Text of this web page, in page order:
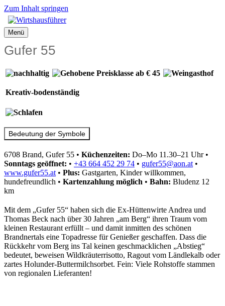
Zum Inhalt springen
Menü
Gufer 55
Kreativ-bodenständig
Bedeutung der Symbole
6708 Brand, Gufer 55 • Küchenzeiten: Do–Mo 11.30–21 Uhr•
Sonntags geöffnet: • +43 664 452 29 74 • gufer55@aon.at •
www.gufer55.at • Plus: Gastgarten, Kinder willkommen,
hundefreundlich • Kartenzahlung möglich • Bahn: Bludenz 12
km
Mit dem „Gufer 55“ haben sich die Ex-Hüttenwirte Andrea und
Thomas Beck nach über 30 Jahren „am Berg“ ihren Traum vom
kleinen Restaurant erfüllt – und damit inmitten des schönen
Brandnertals eine Topadresse für Genießer geschaffen. Dass die
Rückkehr vom Berg ins Tal keinen geschmacklichen „Abstieg“
bedeutet, beweisen Wildkräuterrisotto, Ragout vom Ländlekalb oder
zartes Holunder-Buttermilchsorbet. Fein: Viele Rohstoffe stammen
von regionalen Lieferanten!